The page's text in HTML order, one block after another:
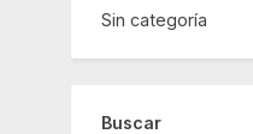
Sin categoría
Buscar